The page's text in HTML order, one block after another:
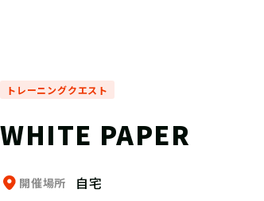
トレーニングクエスト
WHITE PAPER
開催場所 自宅